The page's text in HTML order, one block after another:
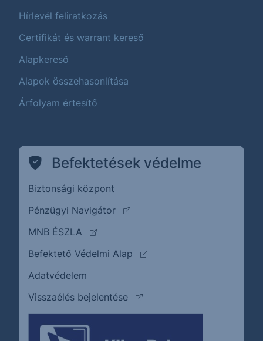
Hírlevél feliratkozás
Certifikát és warrant kereső
Alapkereső
Alapok összehasonlítása
Árfolyam értesítő
Befektetések védelme
Biztonsági központ
Pénzügyi Navigátor
(külső oldalra ugrik)
MNB ÉSZLA
(külső oldalra ugrik)
Befektető Védelmi Alap
(külső oldalra ugrik)
Adatvédelem
Visszaélés bejelentése
(külső oldalra ugrik)